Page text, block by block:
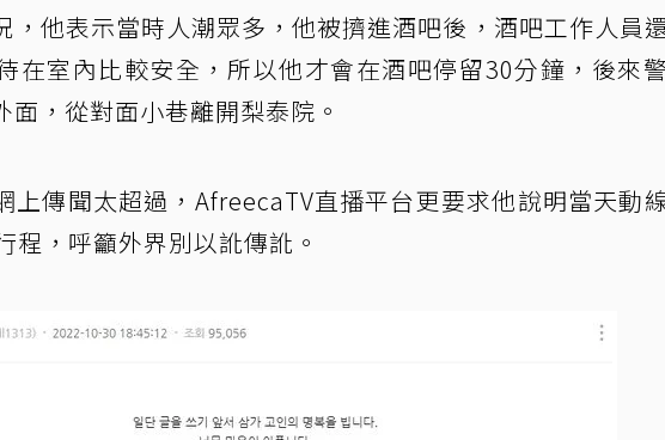
，他表示當時人潮眾多，他被擠進酒吧後，酒吧工作人員
在室內比較安全，所以他才會在酒吧停留30分鐘，後來
，從對面小巷離開梨泰院。
上傳聞太超過，AfreecaTV直播平台更要求他說明當天動
程，呼籲外界別以訛傳訛。